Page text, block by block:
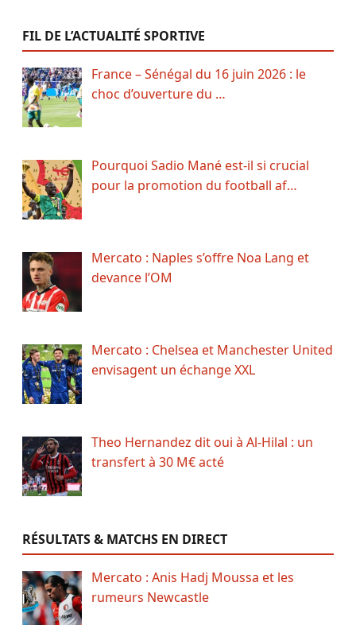
FIL DE L’ACTUALITÉ SPORTIVE
France – Sénégal du 16 juin 2026 : le
choc d’ouverture du …
Pourquoi Sadio Mané est-il si crucial
pour la promotion du football af…
Mercato : Naples s’offre Noa Lang et
devance l’OM
Mercato : Chelsea et Manchester United
envisagent un échange XXL
Theo Hernandez dit oui à Al-Hilal : un
transfert à 30 M€ acté
RÉSULTATS & MATCHS EN DIRECT
Mercato : Anis Hadj Moussa et les
rumeurs Newcastle